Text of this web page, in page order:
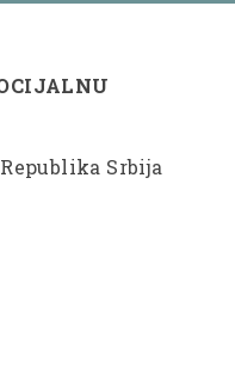
Republika Srbija